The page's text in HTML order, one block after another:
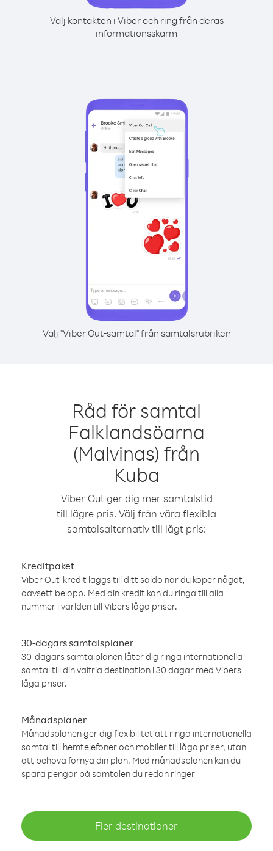
Välj kontakten i Viber och ring från deras
informationsskärm
Välj "Viber Out-samtal" från samtalsrubriken
Råd för samtal
Falklandsöarna
(Malvinas) från
Kuba
Viber Out ger dig mer samtalstid
till lägre pris. Välj från våra flexibla
samtalsalternativ till lågt pris:
Kreditpaket
Viber Out-kredit läggs till ditt saldo när du köper något,
oavsett belopp. Med din kredit kan du ringa till alla
nummer i världen till Vibers låga priser.
30-dagars samtalsplaner
30-dagars samtalplanen låter dig ringa internationella
samtal till din valfria destination i 30 dagar med Vibers
låga priser.
Månadsplaner
Månadsplanen ger dig flexibilitet att ringa internationella
samtal till hemtelefoner och mobiler till låga priser, utan
att behöva förnya din plan. Med månadsplanen kan du
spara pengar på samtalen du redan ringer
Fler destinationer